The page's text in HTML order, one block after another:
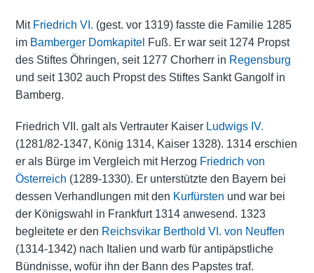
Mit Friedrich VI. (gest. vor 1319) fasste die Familie 1285
im Bamberger Domkapitel Fuß. Er war seit 1274 Propst
des Stiftes Öhringen, seit 1277 Chorherr in Regensburg
und seit 1302 auch Propst des Stiftes Sankt Gangolf in
Bamberg.
Friedrich VII. galt als Vertrauter Kaiser Ludwigs IV.
(1281/82-1347, König 1314, Kaiser 1328). 1314 erschien
er als Bürge im Vergleich mit Herzog Friedrich von
Österreich (1289-1330). Er unterstützte den Bayern bei
dessen Verhandlungen mit den Kurfürsten und war bei
der Königswahl in Frankfurt 1314 anwesend. 1323
begleitete er den Reichsvikar Berthold VI. von Neuffen
(1314-1342) nach Italien und warb für antipäpstliche
Bündnisse, wofür ihn der Bann des Papstes traf.